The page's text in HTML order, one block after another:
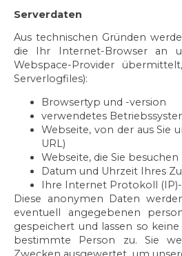
Serverdaten
Aus technischen Gründen
die Ihr Internet-Browser an
Webspace-Provider
Serverlogfiles):
Browsertyp und -version
verwendetes
Webseite, von der aus Sie
URL)
Webseite, die Sie besuchen
Datum und Uhrzeit Ihres
Ihre Internet Protokoll (IP)-
Diese anonymen Daten
eventuell angegebenen
gespeichert und lassen so keine
bestimmte Person zu. Sie